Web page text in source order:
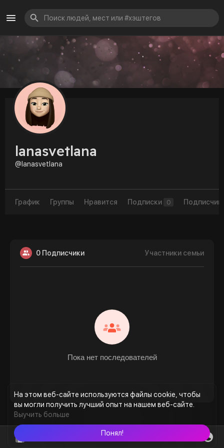
На этом веб-сайте используются файлы cookie, чтобы
вы могли получить лучший опыт на нашем веб-сайте.
Выучить больше
Понял!
lanasvetlana
@lanasvetlana
График Группы Нравится Подписки 0
0 Подписчики Участники семьи
Пока нет последователей